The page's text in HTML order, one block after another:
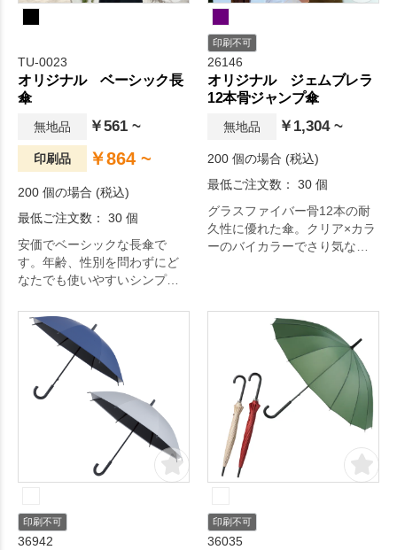
TU-0023
オリジナル ベーシック長
傘
無地品 ￥561 ~
印刷品 ￥864 ~
200 個の場合 (税込)
最低ご注文数： 30 個
安価でベーシックな長傘で
す。年齢、性別を問わずにど
なたでも使いやすいシンプル
印刷不可
26146
オリジナル ジェムブレラ
12本骨ジャンプ傘
無地品 ￥1,304 ~
200 個の場合 (税込)
最低ご注文数： 30 個
グラスファイバー骨12本の耐
久性に優れた傘。クリア×カラ
ーのバイカラーでさり気なく
印刷不可
36942
印刷不可
36035